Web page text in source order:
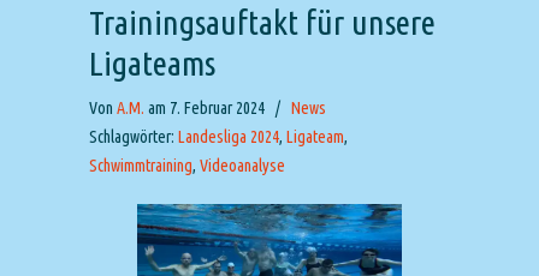
Trainingsauftakt für unsere
Ligateams
Von A.M. am 7. Februar 2024 / News
Schlagwörter: Landesliga 2024, Ligateam,
Schwimmtraining, Videoanalyse